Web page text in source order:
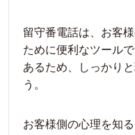
留守番電話は、お客
ために便利なツール
あるため、しっかり
う。
お客様側の心理を知